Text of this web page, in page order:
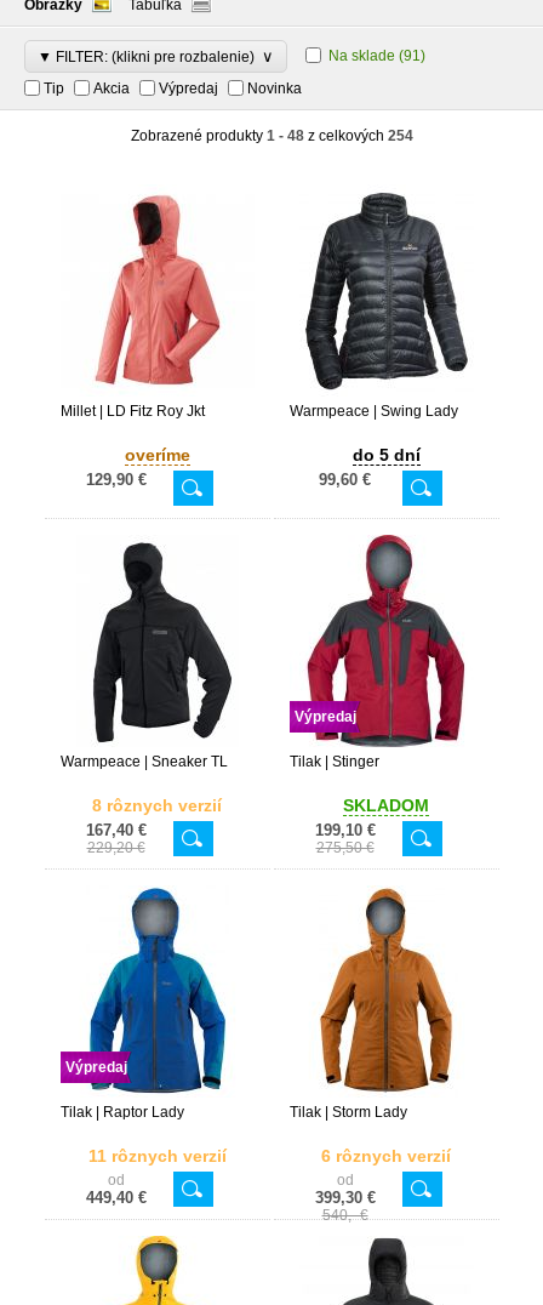
Obrázky
Tabuľka
▼ FILTER: (klikni pre rozbalenie) ∨ Na sklade (91)
Tip
Akcia Výpredaj Novinka
Zobrazené produkty 1 - 48z celkových 254
Millet | LD Fitz Roy Jkt
overíme
129,90 €
Warmpeace | Swing Lady
do 5 dní
99,60 €
Warmpeace | Sneaker TL
8 rôznych verzií
167,40 €
229,20 €
Výpredaj
Tilak | Stinger
SKLADOM
199,10 €
275,50 €
Výpredaj
Tilak | Raptor Lady
11 rôznych verzií
od
449,40 €
Tilak | Storm Lady
6 rôznych verzií
od
399,30 €
540,- €